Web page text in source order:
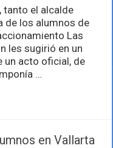
tanto el alcalde
de los alumnos de
Las
les sugirió en un
un acto oficial, de
…
en Vallarta